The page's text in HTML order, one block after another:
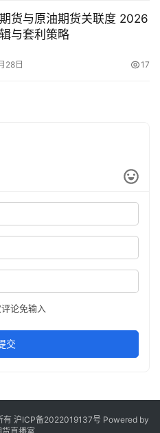
货与原油期货关联度 2026
与套利策略
28日 17
论免输入
交
有 沪ICP备2022019137号 Powered by